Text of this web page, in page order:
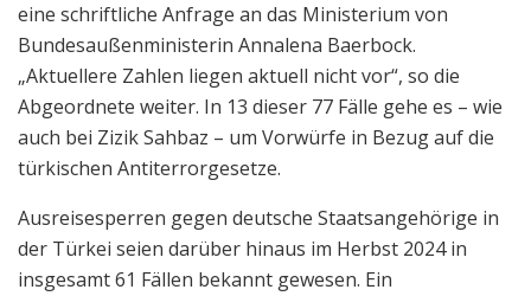
eine schriftliche Anfrage an das Ministerium von
Bundesaußenministerin Annalena Baerbock.
„Aktuellere Zahlen liegen aktuell nicht vor“, so die
Abgeordnete weiter. In 13 dieser 77 Fälle gehe es – wie
auch bei Zizik Sahbaz – um Vorwürfe in Bezug auf die
türkischen Antiterrorgesetze.
Ausreisesperren gegen deutsche Staatsangehörige in
der Türkei seien darüber hinaus im Herbst 2024 in
insgesamt 61 Fällen bekannt gewesen. Ein